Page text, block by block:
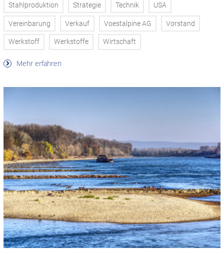
Stahlproduktion Strategie Technik USA
Vereinbarung Verkauf Voestalpine AG Vorstand
Werkstoff Werkstoffe Wirtschaft
Mehr erfahren